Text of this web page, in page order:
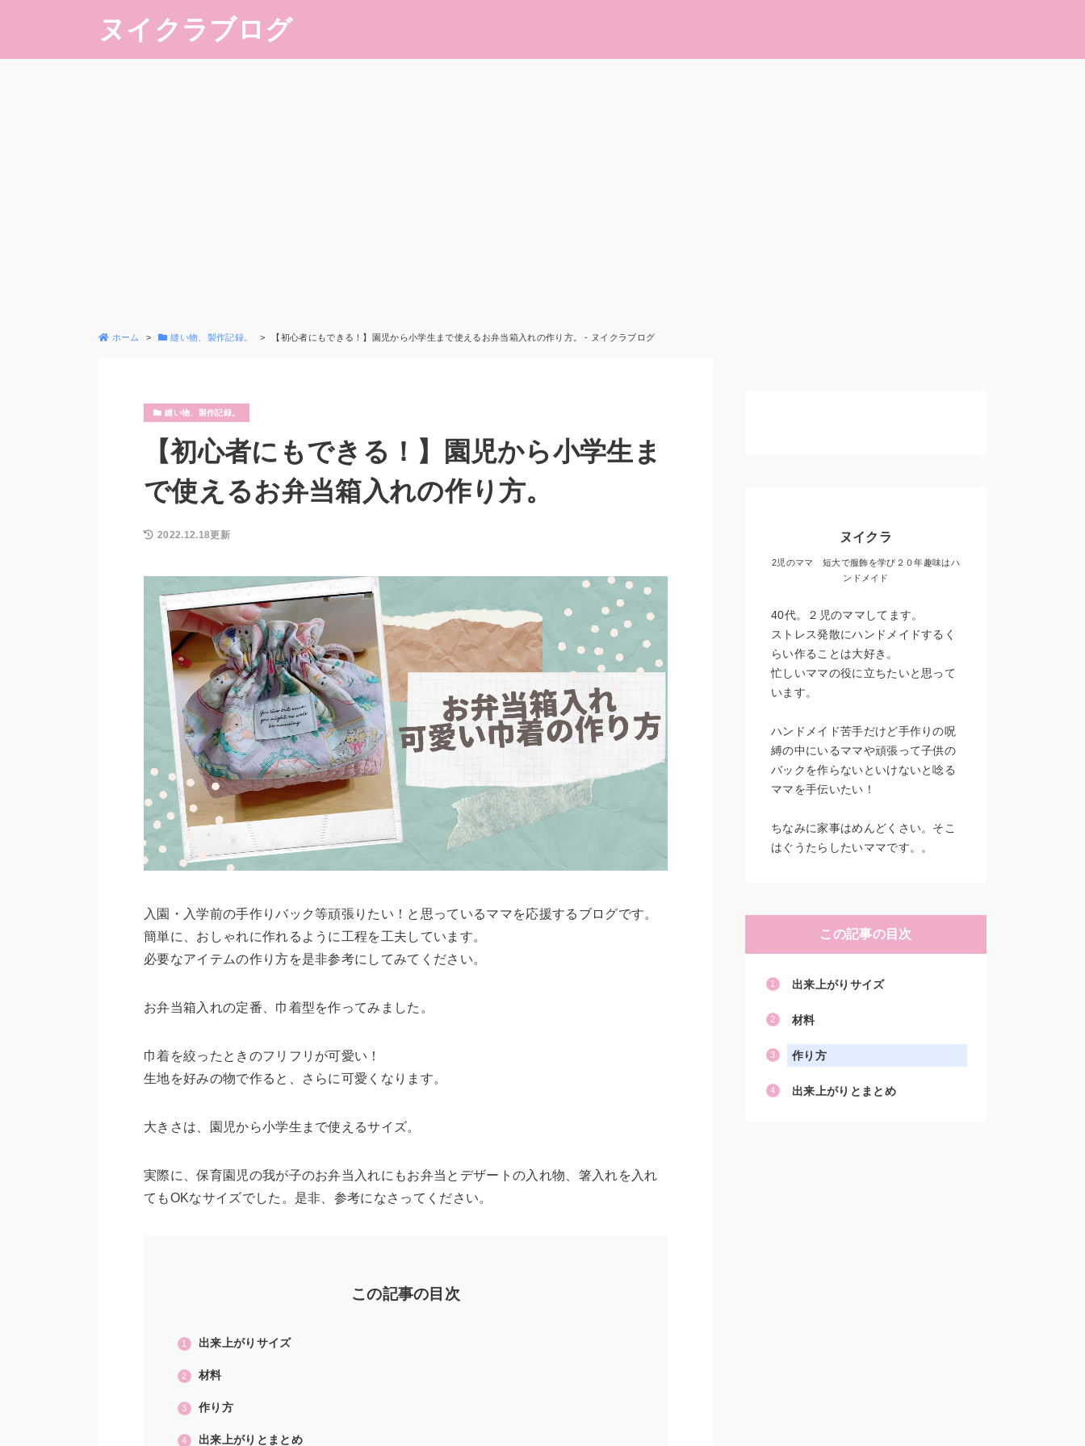
ヌイクラブログ
ホーム 縫い物、製作記録。 【初心者にもできる！】園児から小学生まで使えるお弁当箱入れの作り方。 - ヌイクラブログ
縫い物、製作記録。
【初心者にもできる！】園児から小学生ま
で使えるお弁当箱入れの作り方。
2022.12.18更新
入園・入学前の手作りバック等頑張りたい！と思っているママを応援するブログです。
簡単に、おしゃれに作れるように工程を工夫しています。
必要なアイテムの作り方を是非参考にしてみてください。
お弁当箱入れの定番、巾着型を作ってみました。
巾着を絞ったときのフリフリが可愛い！
生地を好みの物で作ると、さらに可愛くなります。
大きさは、園児から小学生まで使えるサイズ。
実際に、保育園児の我が子のお弁当入れにもお弁当とデザートの入れ物、箸入れを入れ
てもOKなサイズでした。是非、参考になさってください。
この記事の目次
出来上がりサイズ
材料
作り方
出来上がりとまとめ
ヌイクラ
2児のママ 短大で服飾を学び２０年趣味はハ
ンドメイド
40代。２児のママしてます。
ストレス発散にハンドメイドするく
らい作ることは大好き。
忙しいママの役に立ちたいと思って
います。
ハンドメイド苦手だけど手作りの呪
縛の中にいるママや頑張って子供の
バックを作らないといけないと唸る
ママを手伝いたい！
ちなみに家事はめんどくさい。そこ
はぐうたらしたいママです。。
この記事の目次
出来上がりサイズ
材料
作り方
出来上がりとまとめ